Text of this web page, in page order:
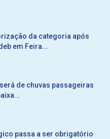
da categoria após
em Feira...
de chuvas passageiras
passa a ser obrigatório